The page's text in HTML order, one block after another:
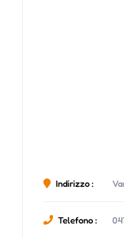
Indirizzo :
Telefono :